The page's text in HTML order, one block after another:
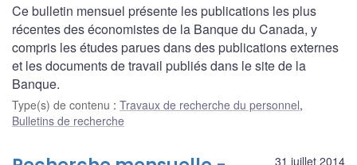
Ce bulletin mensuel présente les publications les plus
récentes des économistes de la Banque du Canada, y
compris les études parues dans des publications externes
et les documents de travail publiés dans le site de la
Banque.
Type(s) de contenu : Travaux de recherche du personnel,
Bulletins de recherche
31 juillet 2014